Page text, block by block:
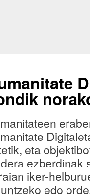
eta
ezberdinak
iker-
edo